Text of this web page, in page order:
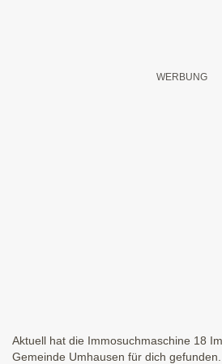
Aktuell hat die Immosuchmaschine 18
Gemeinde Umhausen für dich